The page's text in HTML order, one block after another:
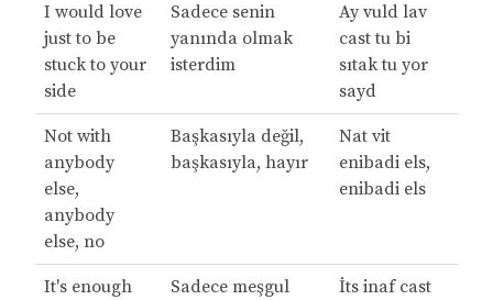
I would love
just to be
stuck to your
side
Sadece senin
yanında olmak
isterdim
Ay vuld lav
cast tu bi
sıtak tu yor
sayd
Not with
anybody
else,
anybody
else, no
Başkasıyla değil,
başkasıyla, hayır
Nat vit
enibadi els,
enibadi els
It's enough
Sadece meşgul
İts inaf cast